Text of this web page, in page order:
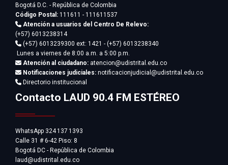
Bogotá D.C. - República de Colombia
Código Postal: 111611 - 111611537
Atención a usuarios del Centro De Relevo:
(+57) 6013238314
(+57) 6013239300 ext: 1421 - (+57) 6013238340
Lunes a viernes de 8:00 a.m. a 5:00 p.m.
Atención al ciudadano: atencion@udistrital.edu.co
Notificaciones judiciales: notificacionjudicial@udistrital.edu.co
Directorio institucional
Contacto LAUD 90.4 FM ESTÉREO
WhatsApp 324 137 1393
Calle 31 # 6-42 Piso: 8
Bogotá DC - República de Colombia
laud@udistrital.edu.co